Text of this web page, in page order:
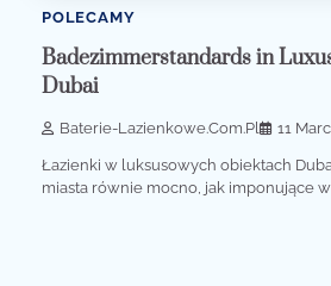
POLECAMY
Badezimmerstandards in
Dubai
Baterie-Lazienkowe.com.pl 11
Łazienki w luksusowych obiektach
miasta równie mocno, jak imponujące